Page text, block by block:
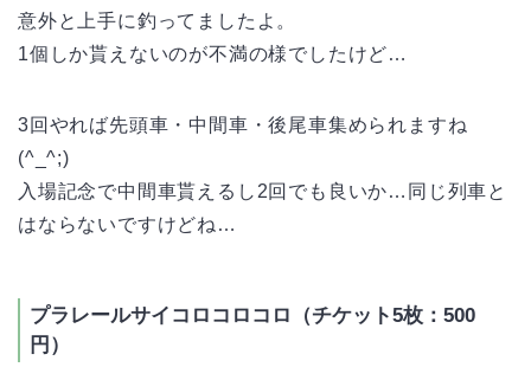
意外と上手に釣ってましたよ。
1個しか貰えないのが不満の様でしたけど…
3回やれば先頭車・中間車・後尾車集められますね
(^_^;)
入場記念で中間車貰えるし2回でも良いか…同じ列車と
はならないですけどね…
プラレールサイコロコロコロ（チケット5枚：500
円）